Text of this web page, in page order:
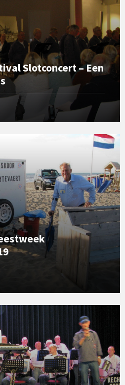
Slotconcert – Een